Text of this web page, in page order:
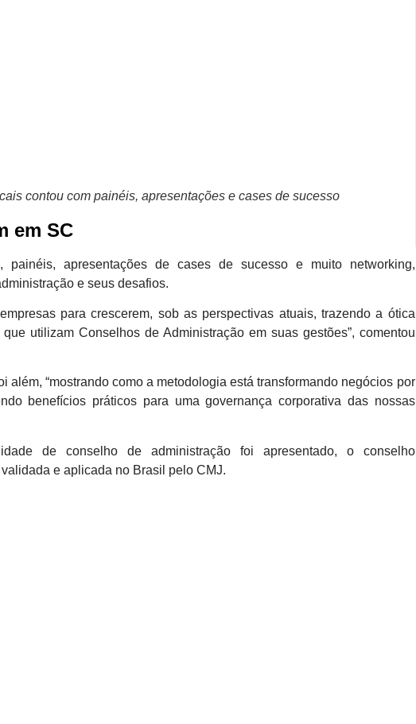
contou com painéis, apresentações e cases de sucesso
em SC
apresentações de cases de sucesso e muito networking,
e seus desafios.
para crescerem, sob as perspectivas atuais, trazendo a ótica
utilizam Conselhos de Administração em suas gestões”, comentou
além, “mostrando como a metodologia está transformando negócios por
benefícios práticos para uma governança corporativa das nossas
de conselho de administração foi apresentado, o conselho
e aplicada no Brasil pelo CMJ.